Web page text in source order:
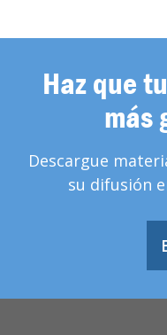
Haz que
más
Descargue
su difusión